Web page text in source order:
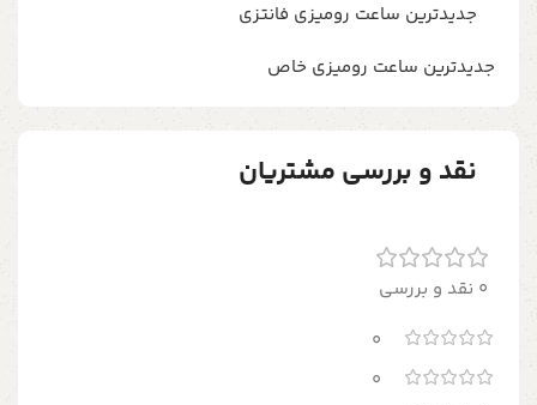
جدیدترین ساعت رومیزی فانتزی
جدیدترین ساعت رومیزی خاص
نقد و بررسی مشتریان
0 نقد و بررسی
0
0